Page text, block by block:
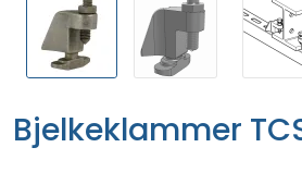
Bjelkeklammer